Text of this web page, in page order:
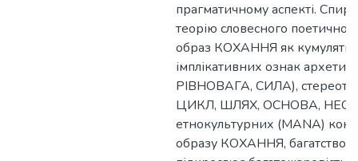
прагматичному аспекті.
теорію словесного
образ КОХАННЯ як
імплікативних ознак
РІВНОВАГА, СИЛА),
ЦИКЛ, ШЛЯХ, ОСНОВА,
етнокультурних (MANA)
образу КОХАННЯ, багатство і